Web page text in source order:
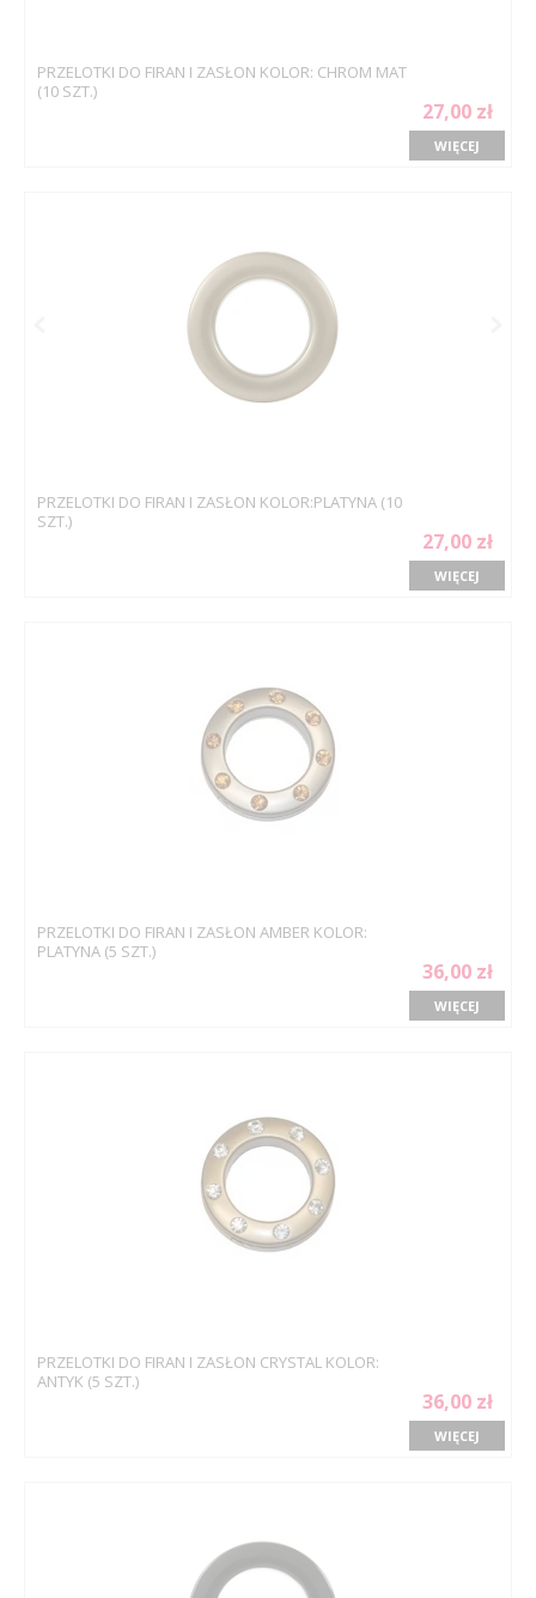
PRZELOTKI DO FIRAN I ZASŁON KOLOR: CHROM MAT
(10 SZT.)
27,00 zł
WIĘCEJ
PRZELOTKI DO FIRAN I ZASŁON KOLOR:PLATYNA (10
SZT.)
27,00 zł
WIĘCEJ
PRZELOTKI DO FIRAN I ZASŁON AMBER KOLOR:
PLATYNA (5 SZT.)
36,00 zł
WIĘCEJ
PRZELOTKI DO FIRAN I ZASŁON CRYSTAL KOLOR:
ANTYK (5 SZT.)
36,00 zł
WIĘCEJ